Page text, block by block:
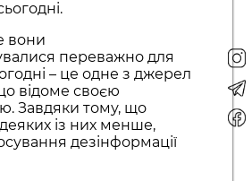
вони
переважно для
– це одне з джерел
відоме своєю
Завдяки тому, що
із них менше,
дезінформації